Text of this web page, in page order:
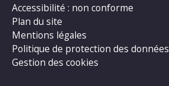
Accessibilité : non conforme
Plan du site
Mentions légales
Politique de protection des données
Gestion des cookies